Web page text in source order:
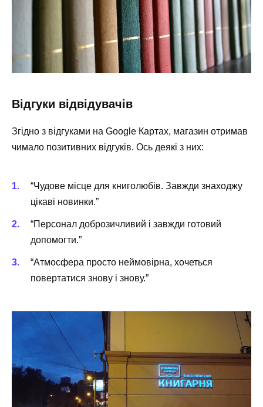
Відгуки відвідувачів
Згідно з відгуками на Google Картах, магазин отримав
чимало позитивних відгуків. Ось деякі з них:
“Чудове місце для книголюбів. Завжди знаходжу
цікаві новинки.”
“Персонал доброзичливий і завжди готовий
допомогти.”
“Атмосфера просто неймовірна, хочеться
повертатися знову і знову.”